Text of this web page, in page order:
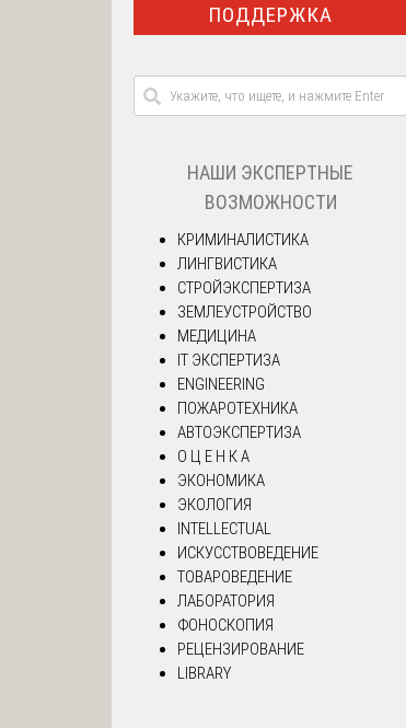
ПОДДЕРЖКА
НАШИ ЭКСПЕРТНЫЕ
ВОЗМОЖНОСТИ
КРИМИНАЛИСТИКА
ЛИНГВИСТИКА
СТРОЙЭКСПЕРТИЗА
ЗЕМЛЕУСТРОЙСТВО
МЕДИЦИНА
IT ЭКСПЕРТИЗА
ENGINEERING
ПОЖАРОТЕХНИКА
АВТОЭКСПЕРТИЗА
О Ц Е Н К А
ЭКОНОМИКА
ЭКОЛОГИЯ
INTELLECTUAL
ИСКУССТВОВЕДЕНИЕ
ТОВАРОВЕДЕНИЕ
ЛАБОРАТОРИЯ
ФОНОСКОПИЯ
РЕЦЕНЗИРОВАНИЕ
LIBRARY